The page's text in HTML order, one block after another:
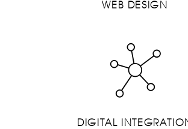
WEB DESIGN
DIGITAL